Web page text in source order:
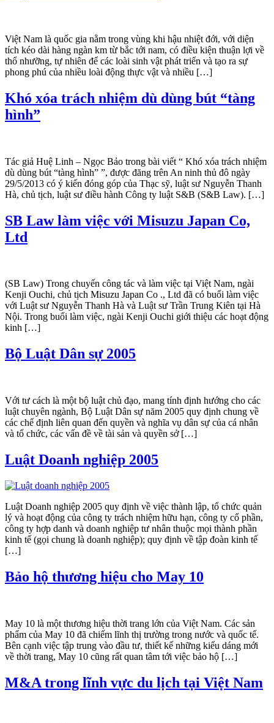
Việt Nam là quốc gia nằm trong vùng khi hậu nhiệt đới, với diện
tích kéo dài hàng ngàn km từ bắc tới nam, có điều kiện thuận lợi về
thổ nhưỡng, tự nhiên để các loài sinh vật phát triển và tạo ra sự
phong phú của nhiều loài động thực vật và nhiều […]
Khó xóa trách nhiệm dù dùng bút “tàng
hình”
Tác giả Huệ Linh – Ngọc Bảo trong bài viết “ Khó xóa trách nhiệm
dù dùng bút “tàng hình” ”, được đăng trên An ninh thủ đô ngày
29/5/2013 có ý kiến đóng góp của Thạc sỹ, luật sư Nguyễn Thanh
Hà, chủ tịch, luật sư điều hành Công ty luật S&B (S&B Law). […]
SB Law làm việc với Misuzu Japan Co,
Ltd
(SB Law) Trong chuyến công tác và làm việc tại Việt Nam, ngài
Kenji Ouchi, chủ tịch Misuzu Japan Co ., Ltd đã có buổi làm việc
với Luật sư Nguyễn Thanh Hà và Luật sư Trần Trung Kiên tại Hà
Nội. Trong buổi làm việc, ngài Kenji Ouchi giới thiệu các hoạt động
kinh […]
Bộ Luật Dân sự 2005
Với tư cách là một bộ luật chủ đạo, mang tính định hướng cho các
luật chuyên ngành, Bộ Luật Dân sự năm 2005 quy định chung về
các chế định liên quan đến quyền và nghĩa vụ dân sự của cá nhân
và tổ chức, các vấn đề về tài sản và quyền sở […]
Luật Doanh nghiệp 2005
Luật Doanh nghiệp 2005 quy định về việc thành lập, tổ chức quản
lý và hoạt động của công ty trách nhiệm hữu hạn, công ty cổ phần,
công ty hợp danh và doanh nghiệp tư nhân thuộc mọi thành phần
kinh tế (gọi chung là doanh nghiệp); quy định về tập đoàn kinh tế
[…]
Bảo hộ thương hiệu cho May 10
May 10 là một thương hiệu thời trang lớn của Việt Nam. Các sản
phẩm của May 10 đã chiếm lĩnh thị trường trong nước và quốc tế.
Bên cạnh việc tập trung vào đầu tư, thiết kế những kiểu dáng mới
về thời trang, May 10 cũng rất quan tâm tới việc bảo hộ […]
M&A trong lĩnh vực du lịch tại Việt Nam